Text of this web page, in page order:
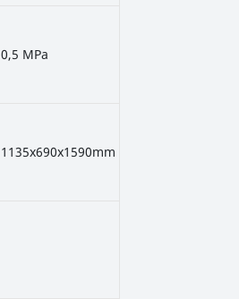
0,5 MPa
1135x690x1590mm